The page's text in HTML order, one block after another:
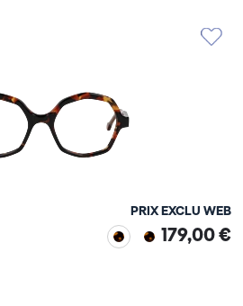
PRIX EXCLU WEB
179,00 €